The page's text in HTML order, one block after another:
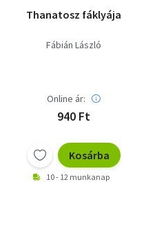
Thanatosz fáklyája
Fábián László
Online ár:
940 Ft
Kosárba
10 - 12 munkanap